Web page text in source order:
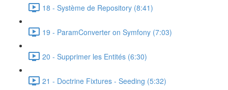
18 - Système de Repository (8:41)
19 - ParamConverter on Symfony (7:03)
20 - Supprimer les Entités (6:30)
21 - Doctrine Fixtures - Seeding (5:32)